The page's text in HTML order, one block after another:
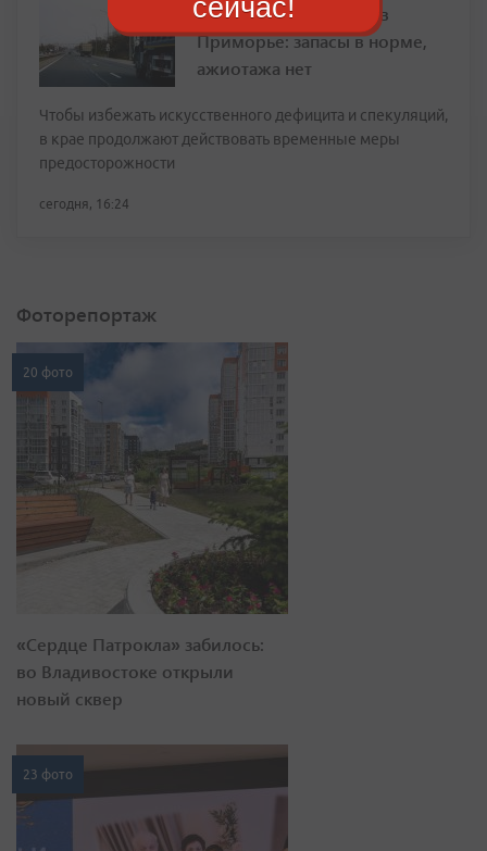
Ситуация с топливом в
Приморье: запасы в норме,
ажиотажа нет
Чтобы избежать искусственного дефицита и спекуляций,
в крае продолжают действовать временные меры
предосторожности
сегодня, 16:24
Фоторепортаж
20 фото
«Сердце Патрокла» забилось:
во Владивостоке открыли
новый сквер
23 фото
сейчас!